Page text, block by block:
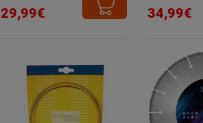
29,99€
34,99€